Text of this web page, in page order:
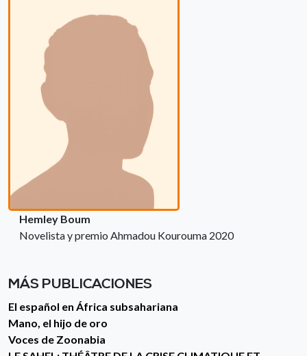
Hemley Boum
Novelista y premio Ahmadou Kourouma 2020
MÁS PUBLICACIONES
El español en África subsahariana
Mano, el hijo de oro
Voces de Zoonabia